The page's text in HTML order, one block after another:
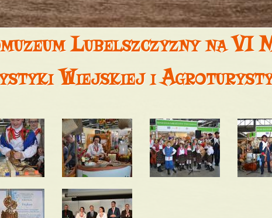
Lubelszczyzny na VI
Wiejskiej i